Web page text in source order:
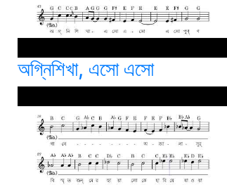
অগ্নিশিখা, এসো এসো